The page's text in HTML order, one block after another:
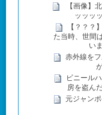
【画像】
ッッッ
【？？？
た当時、世間
い
赤外線を
ビニール
房を盗ん
元ジャン